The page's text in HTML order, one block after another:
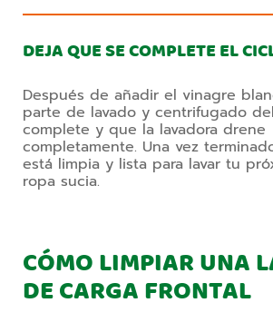
DEJA QUE SE COMPLETE EL
Después de añadir el vinagre
parte de lavado y centrifugado
complete y que la lavadora drene
completamente. Una vez
está limpia y lista para lavar tu
ropa sucia.
CÓMO LIMPIAR UNA
DE CARGA FRONTAL